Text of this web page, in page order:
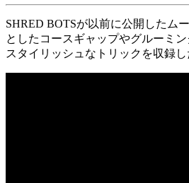
SHRED BOTSが以前に公開したム
としたコースギャップやグルーミ
スタイリッシュなトリックを収録し